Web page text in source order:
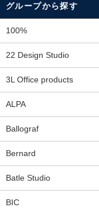
グループから探す
100%
22 Design Studio
3L Office products
ALPA
Ballograf
Bernard
Batle Studio
BIC